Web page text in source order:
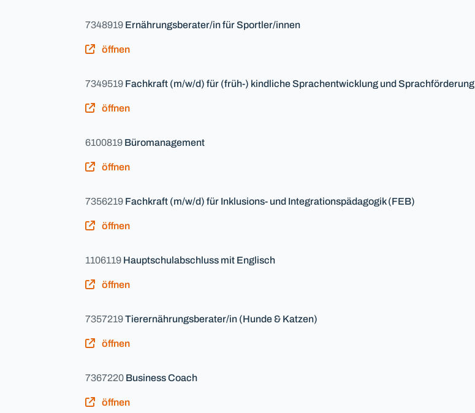
7348919 Ernährungsberater/in für Sportler/innen
öffnen
7349519 Fachkraft (m/w/d) für (früh-) kindliche Sprachentwicklung und Sprachförderung
öffnen
6100819 Büromanagement
öffnen
7356219 Fachkraft (m/w/d) für Inklusions- und Integrationspädagogik (FEB)
öffnen
1106119 Hauptschulabschluss mit Englisch
öffnen
7357219Tierernährungsberater/in (Hunde & Katzen)
öffnen
7367220 Business Coach
öffnen